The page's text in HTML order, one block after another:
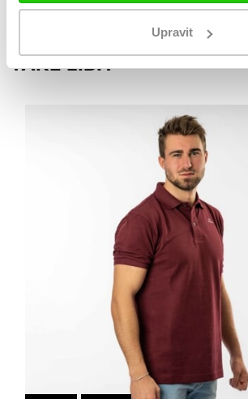
Upravit
Mohlo by se vám
TAKÉ LÍBIT